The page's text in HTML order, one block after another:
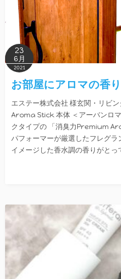
23
6月
2021
お部屋にアロマの香
エステー株式会社 様玄関・リビ
Aroma Stick 本体 ＜アーバンロ
クタイプの 「消臭力Premium
パフォーマーが厳選したフレグ
イメージした香水調の香りがとっ